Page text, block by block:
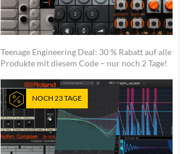
Teenage Engineering Deal: 30 % Rabatt auf alle
Produkte mit diesem Code – nur noch 2 Tage!
NOCH 23 TAGE